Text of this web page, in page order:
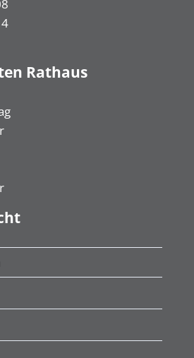
Rathaus